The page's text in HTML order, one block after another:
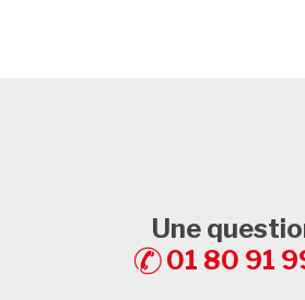
Une
01 80 91